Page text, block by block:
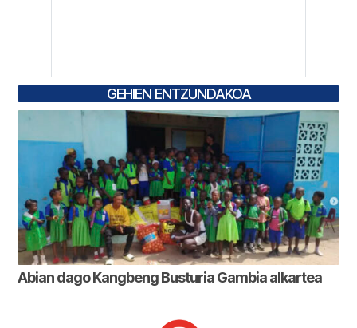
GEHIEN ENTZUNDAKOA
Abian dago Kangbeng Busturia Gambia alkartea